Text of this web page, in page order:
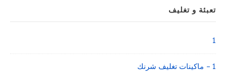
Sidebar
Widget
Area
تعبئة و تغليف
1
1 – ماكينات تغليف شرنك